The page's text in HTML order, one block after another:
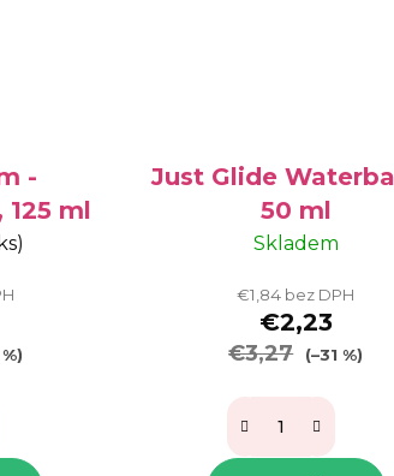
-
ml
Just Glide
50 ml
Skladem
€1,84 bez DPH
€2,23
€3,27 (–31 %)